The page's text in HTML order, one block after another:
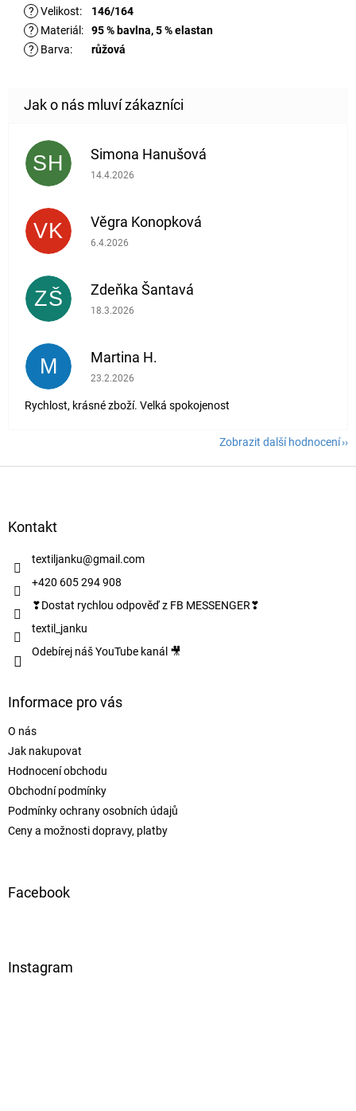
? Velikost:
146/164
?
Materiál :
95 % bavlna, 5 % elastan
?
Barva: růžová
SH Simona Hanušová
Hodnocení obchodu je 5 z 5 hvězdiček.
14.4.2026
VK Věgra Konopková
Hodnocení obchodu je 5 z 5 hvězdiček.
6.4.2026
ZŠ Zdeňka Šantavá
Hodnocení obchodu je 5 z 5 hvězdiček.
18.3.2026
M Martina H.
Hodnocení obchodu je 5 z 5 hvězdiček.
23.2.2026
Rychlost, krásné zboží. Velká spokojenost
Zobrazit další hodnocení
Kontakt
textiljanku@gmail.com
+420 605 294 908
❣Dostat rychlou odpověď z FB MESSENGER❣
textil_janku
Odebírej náš YouTube kanál 🎥
Informace pro vás
O nás
Jak nakupovat
Hodnocení obchodu
Obchodní podmínky
Podmínky ochrany osobních údajů
Ceny a možnosti dopravy, platby
Facebook
Instagram